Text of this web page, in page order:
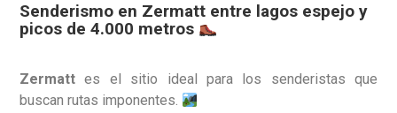
Senderismo en Zermatt entre lagos espejo y
picos de 4.000 metros
Zermatt es el sitio ideal para los senderistas que
buscan rutas imponentes.